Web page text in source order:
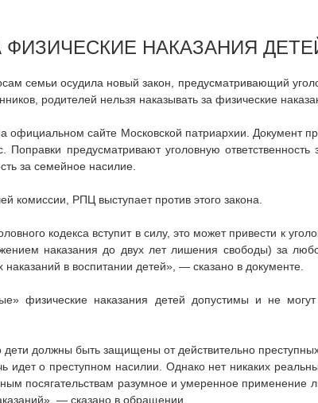
НАКАЗАНИЯ
семьи осудила новый закон, предусматривающий
родителей нельзя наказывать за физические
официальном сайте Московской патриархии. Документ
Поправки предусматривают уголовную
за семейное насилие.
комиссии, РПЦ выступает против этого закона.
кодекса вступит в силу, это может привести к
наказания до двух лет лишения свободы) за
в воспитании детей», — сказано в документе.
физические наказания детей допустимы и не могут
дети должны быть защищены от действительно
идет о преступном насилии. Однако нет никаких
посягательствам разумное и умеренное
— сказано в обращении.